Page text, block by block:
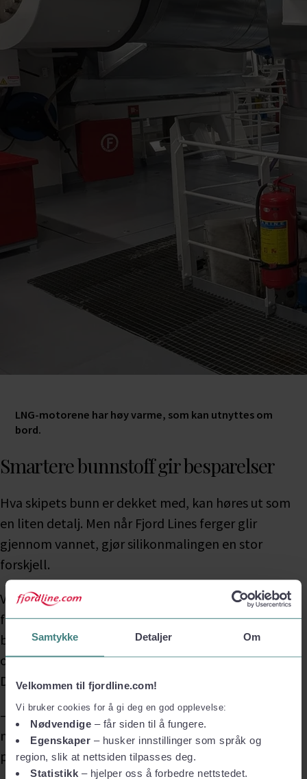
Samtykke Detaljer Om
Velkommen til fjordline.com!
Vi bruker cookies for å gi deg en god opplevelse:
Nødvendige – får siden til å fungere.
Egenskaper – husker innstillinger som språk og
region, slik at nettsiden tilpasses deg.
Statistikk – hjelper oss å forbedre nettstedet.